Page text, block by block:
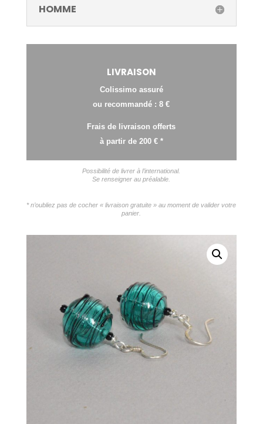
HOMME
LIVRAISON
Colissimo assuré
ou recommandé : 8 €
Frais de livraison offerts
à partir de 200 € *
Possibilité de livrer à l’international.
Se renseigner au préalable.
* n’oubliez pas de cocher « livraison gratuite » au moment de valider votre
panier.